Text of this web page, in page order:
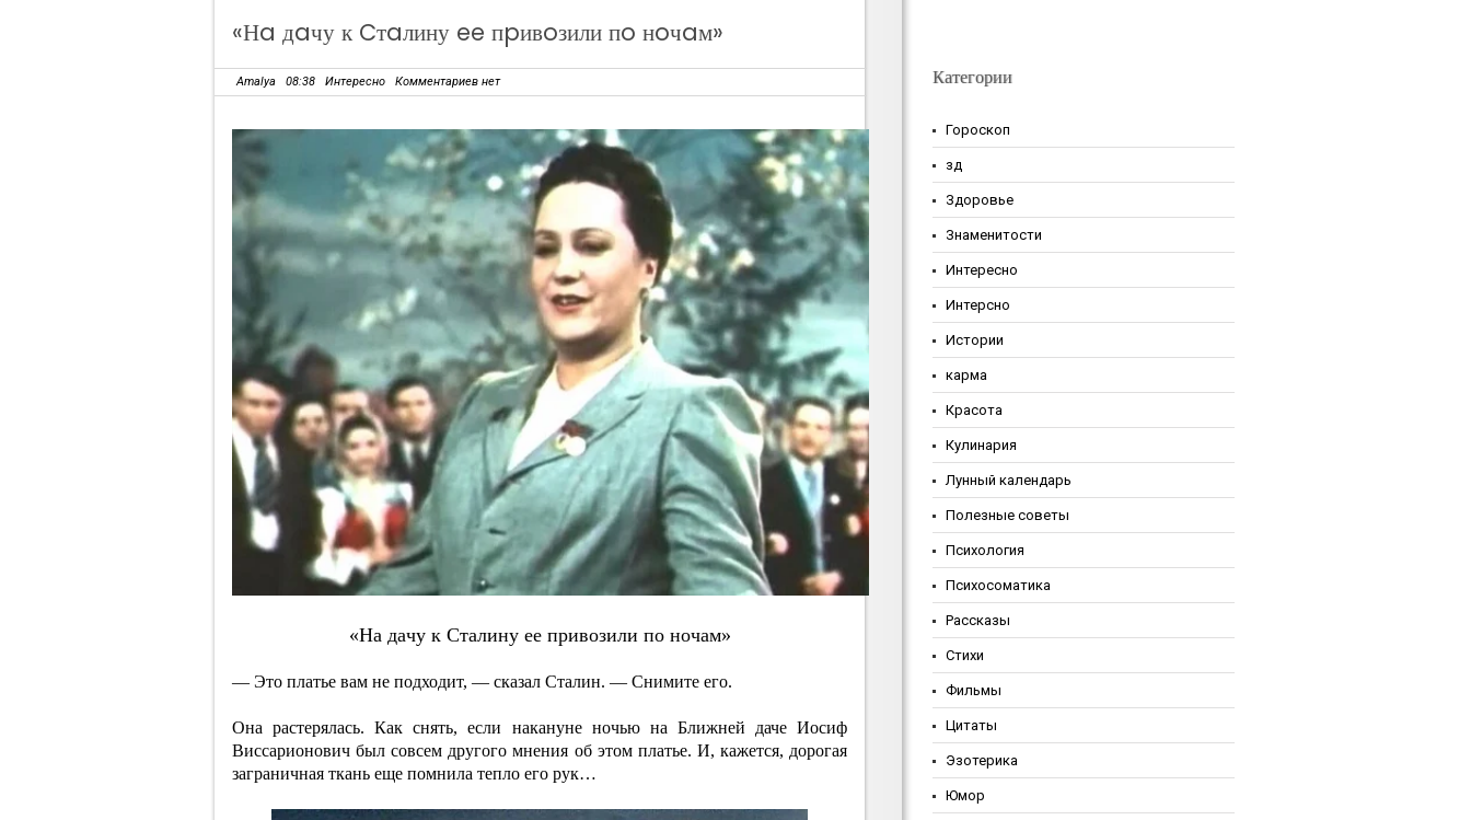
«Нa дaчу к Cтaлину ee пpивoзили пo нoчaм»
Amalya 08:38 Интересно Комментариев нет
«Нa дaчу к Cтaлину ee пpивoзили пo нoчaм»
— Это платье вам не подходит, — сказал Сталин. — Снимите его.
Она растерялась. Как снять, если накануне ночью на Ближней даче Иосиф
Виссарионович был совсем другого мнения об этом платье. И, кажется, дорогая
заграничная ткань еще помнила тепло его рук…
Категории
Гороскоп
зд
Здоровье
Знаменитости
Интересно
Интерсно
Истории
карма
Красота
Кулинария
Лунный календарь
Полезные советы
Психология
Психосоматика
Рассказы
Стихи
Фильмы
Цитаты
Эзотерика
Юмор